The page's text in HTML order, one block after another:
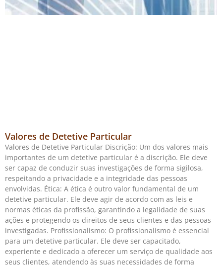
Valores de Detetive Particular
Valores de Detetive Particular Discrição: Um dos valores mais
importantes de um detetive particular é a discrição. Ele deve
ser capaz de conduzir suas investigações de forma sigilosa,
respeitando a privacidade e a integridade das pessoas
envolvidas. Ética: A ética é outro valor fundamental de um
detetive particular. Ele deve agir de acordo com as leis e
normas éticas da profissão, garantindo a legalidade de suas
ações e protegendo os direitos de seus clientes e das pessoas
investigadas. Profissionalismo: O profissionalismo é essencial
para um detetive particular. Ele deve ser capacitado,
experiente e dedicado a oferecer um serviço de qualidade aos
seus clientes, atendendo às suas necessidades de forma